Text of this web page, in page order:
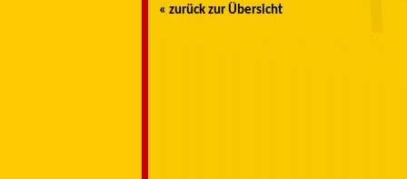
« zurück zur Übersicht